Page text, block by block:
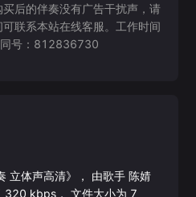
后的伴奏没有广告干扰声，请
联系本站在线客服。工作时间
号：812836730
立体声高清》， 由歌手 陈婧
320 kbps， 文件大小为 7